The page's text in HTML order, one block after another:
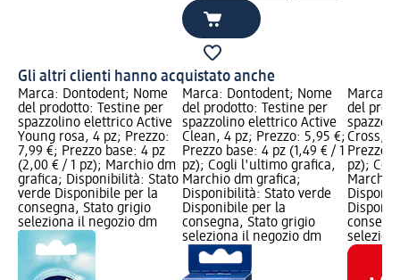
Gli altri clienti hanno acquistato anche
Marca: Dontodent; Nome
del prodotto: Testine per
spazzolino elettrico Active
Young rosa, 4 pz; Prezzo:
7,99 €; Prezzo base: 4 pz
(2,00 € / 1 pz); Marchio dm
grafica; Disponibilità: Stato
verde Disponibile per la
consegna, Stato grigio
seleziona il negozio dm
Marca: Dontodent; Nome
del prodotto: Testine per
spazzolino elettrico Active
Clean, 4 pz; Prezzo: 5,95 €;
Prezzo base: 4 pz (1,49 € / 1
pz); Cogli l'ultimo grafica,
Marchio dm grafica;
Disponibilità: Stato verde
Disponibile per la
consegna, Stato grigio
seleziona il negozio dm
Marca:
del
Cross, 4
Prezzo
pz);
Marchio